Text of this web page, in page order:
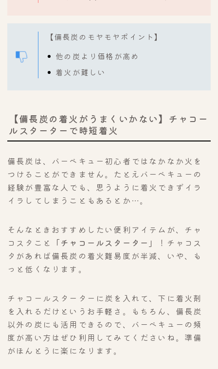
【備長炭のモヤモヤポイント】
他の炭より価格が高め
着火が難しい
【備長炭の着火がうまくいかない】チャコー
ルスターターで時短着火
備長炭は、バーベキュー初心者ではなかなか火を
つけることができません。たとえバーベキューの
経験が豊富な人でも、思うように着火できずイラ
イラしてしまうこともあるとか…。
そんなときおすすめしたい便利アイテムが、チャ
コスタこと
「チャコールスターター」
！チャコス
タがあれば備長炭の着火難易度が半減、いや、も
っと低くなります。
チャコールスターターに炭を入れて、下に着火剤
を入れるだけというお手軽さ。もちろん、備長炭
以外の炭にも活用できるので、バーベキューの頻
度が高い方はぜひ利用してみてくださいね。準備
がほんとうに楽になります。